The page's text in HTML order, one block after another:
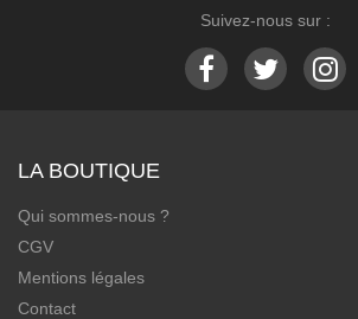
Suivez-nous sur :
LA BOUTIQUE
Qui sommes-nous ?
CGV
Mentions légales
Contact